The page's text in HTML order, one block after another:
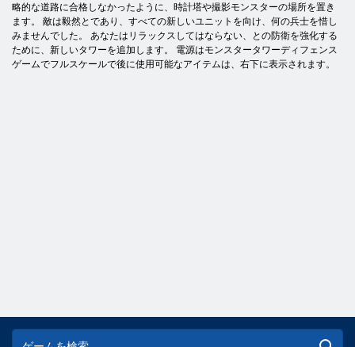
略的な道路に合格しなかったように、時計塔や撮影モンスターの場所を置き
ます。 敵は毅然とであり、すべての新しいユニットを向け、何の兵士を惜し
みませんでした。 あなたはリラックスしてはならない、との防衛を強化する
ために、新しいタワーを追加します。 電源はモンスタータワーディフェンス
ゲームでフルスケールで後に使用可能なアイテムは、右下に表示されます。